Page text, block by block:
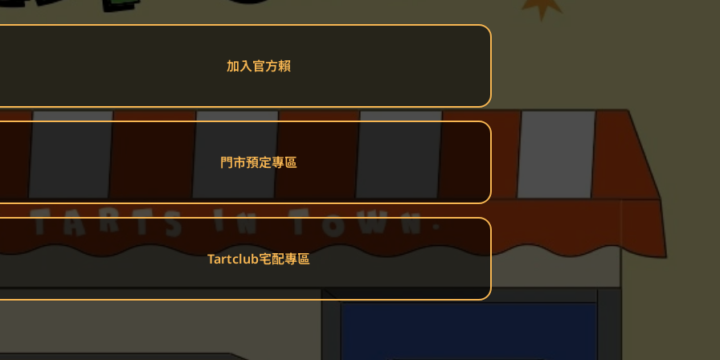
加入官方賴
門市預定專區
Tartclub宅配專區